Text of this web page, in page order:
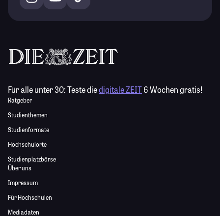
Für alle unter 30:Teste diedigitale ZEIT6 Wochen gratis!
Ratgeber
Studienthemen
Studienformate
Hochschulorte
Studienplatzbörse
Über uns
Impressum
Für Hochschulen
Mediadaten